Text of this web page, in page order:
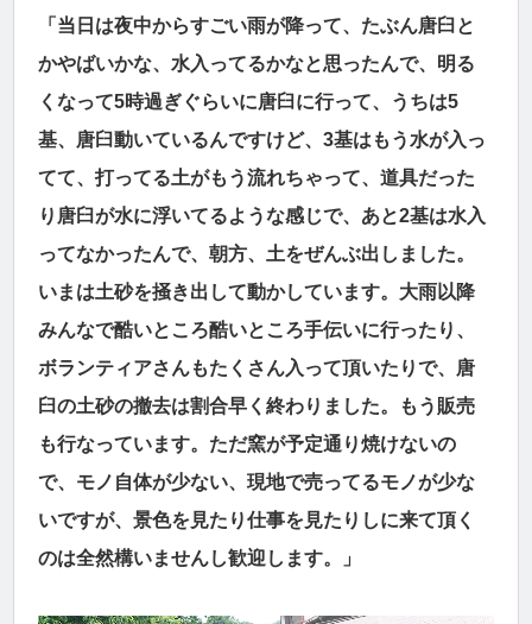
「当日は夜中からすごい雨が降って、たぶん唐臼と
かやばいかな、水入ってるかなと思ったんで、明る
くなって5時過ぎぐらいに唐臼に行って、うちは5
基、唐臼動いているんですけど、3基はもう水が入っ
てて、打ってる土がもう流れちゃって、道具だった
り唐臼が水に浮いてるような感じで、あと2基は水入
ってなかったんで、朝方、土をぜんぶ出しました。
いまは土砂を掻き出して動かしています。大雨以降
みんなで酷いところ酷いところ手伝いに行ったり、
ボランティアさんもたくさん入って頂いたりで、唐
臼の土砂の撤去は割合早く終わりました。もう販売
も行なっています。ただ窯が予定通り焼けないの
で、モノ自体が少ない、現地で売ってるモノが少な
いですが、景色を見たり仕事を見たりしに来て頂く
のは全然構いませんし歓迎します。」